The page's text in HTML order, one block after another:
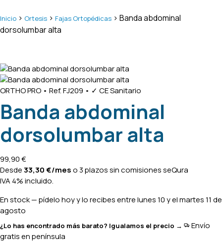
Inicio > Ortesis > Fajas Ortopédicas > Banda abdominal
dorsolumbar alta
ORTHO PRO • Ref. FJ209 • ✓ CE Sanitario
Banda abdominal
dorsolumbar alta
99,90€
Desde33,30€/meso 3 plazos sin comisionesseQura
IVA 4% incluido.
En stock— pídelo hoy y lo recibes entrelunes 10 y el martes 11 de
agosto
¿Lo has encontrado más barato? Igualamos el precio →
Envío
gratis en península